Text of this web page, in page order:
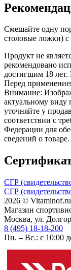
Смешайте одну
столовые ложки)
Продукт не
рекомендовано
достигшим 18
Перед
Внимание:
актуальному
уточняйте у
соответствии с
Федерации для
сведений о товаре.
СГР
СГР
2026 © Vitaminof.ru
Магазин
Москва, ул.
8 (495) 18-18-200
Пн. – Вс.: с 10:00